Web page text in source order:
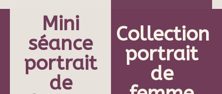
Mini
séance
portrait
de
Collection
portrait
de
femme